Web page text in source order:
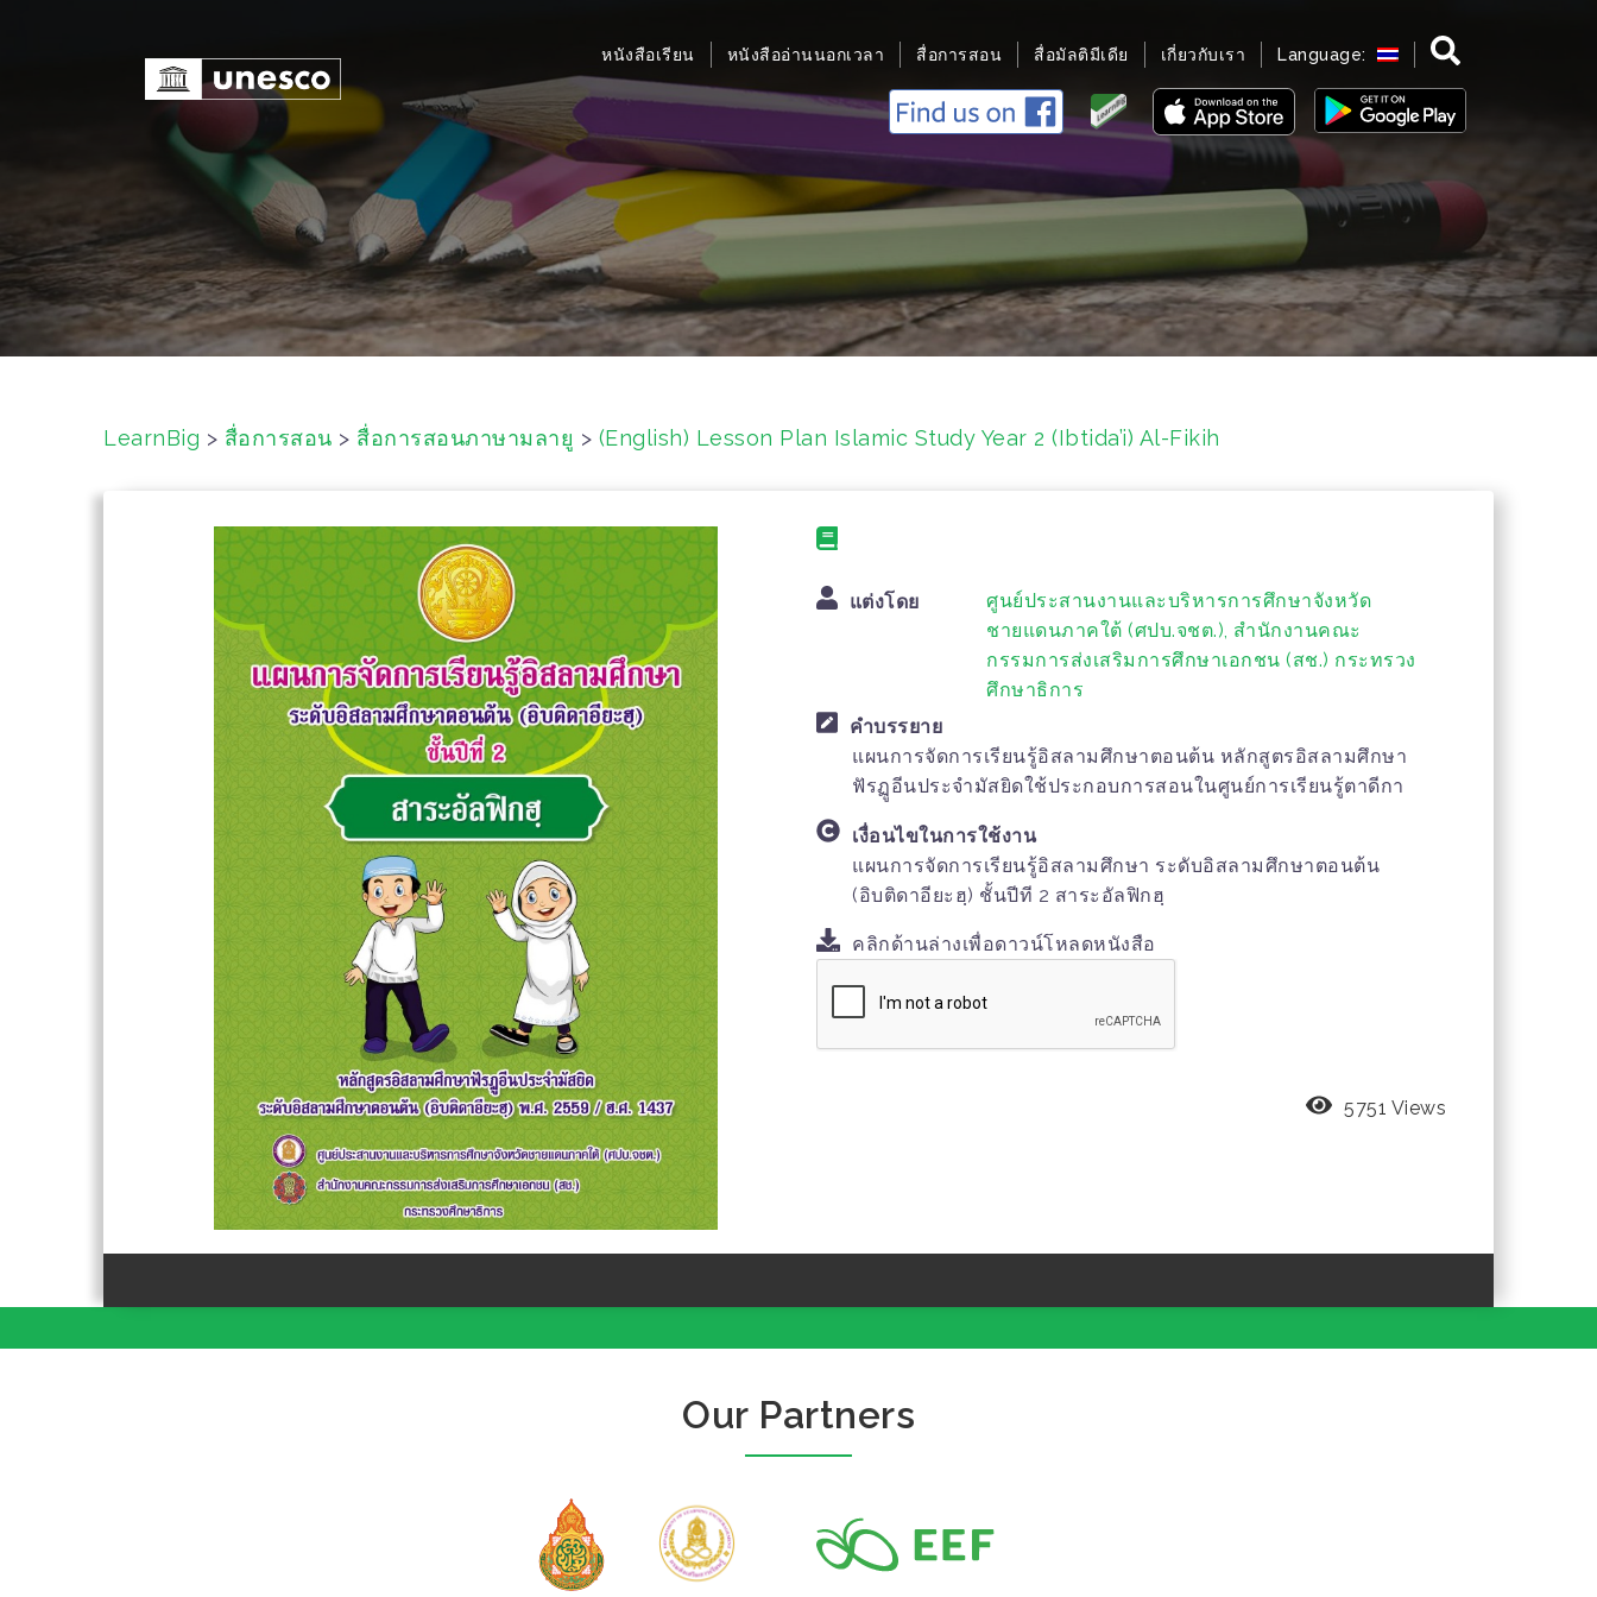
n
t
e
หนังสือเรียน หนังสืออ่านนอกเวลา สื่อการสอน สื่อมัลติมีเดีย เกี่ยวกับเรา Language:
LearnBig > สื่อการสอน > สื่อการสอนภาษามลายู > (English) Lesson Plan Islamic Study Year 2 (Ibtida’i) Al-Fikih
แต่งโดย
ศูนย์ประสานงานและบริหารการศึกษาจังหวัด
ชายแดนภาคใต้ (ศปบ.จชต.), สำนักงานคณะ
กรรมการส่งเสริมการศึกษาเอกชน (สช.) กระทรวง
ศึกษาธิการ
คำบรรยาย
แผนการจัดการเรียนรู้อิสลามศึกษาตอนต้น หลักสูตรอิสลามศึกษา
ฟัรฏูอีนประจำมัสยิดใช้ประกอบการสอนในศูนย์การเรียนรู้ตาดีกา
เงื่อนไขในการใช้งาน
แผนการจัดการเรียนรู้อิสลามศึกษา ระดับอิสลามศึกษาตอนต้น
(อิบติดาอียะฮฺ) ชั้นปีที 2 สาระอัลฟิกฮฺ
คลิกด้านล่างเพื่อดาวน์โหลดหนังสือ
5751 Views
Our Partners